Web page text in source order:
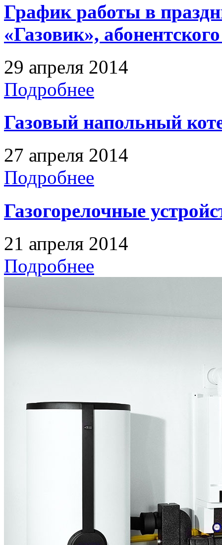
График работы в
«Газовик»,
29 апреля 2014
Подробнее
Газовый напольный
27 апреля 2014
Подробнее
Газогорелочные
21 апреля 2014
Подробнее